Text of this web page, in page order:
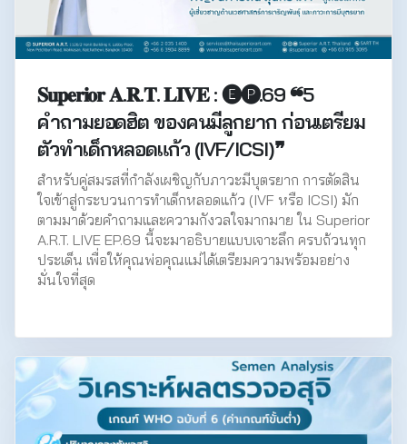
𝐒𝐮𝐩𝐞𝐫𝐢𝐨𝐫 𝐀.𝐑.𝐓. 𝐋𝐈𝐕𝐄 : 🅔🅟.69 ❝5
คำถามยอดฮิต ของคนมีลูกยาก ก่อนเตรียม
ตัวทำเด็กหลอดแก้ว (IVF/ICSI)❞
สำหรับคู่สมรสที่กำลังเผชิญกับภาวะมีบุตรยาก การตัดสิน
ใจเข้าสู่กระบวนการทำเด็กหลอดแก้ว (IVF หรือ ICSI) มัก
ตามมาด้วยคำถามและความกังวลใจมากมาย ใน Superior
A.R.T. LIVE EP.69 นี้จะมาอธิบายแบบเจาะลึก ครบถ้วนทุก
ประเด็น เพื่อให้คุณพ่อคุณแม่ได้เตรียมความพร้อมอย่าง
มั่นใจที่สุด